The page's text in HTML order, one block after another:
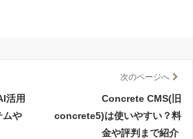
活用
ムや
次のページへ
Concrete CMS(旧
concrete5)は使いやすい？料
金や評判まで紹介